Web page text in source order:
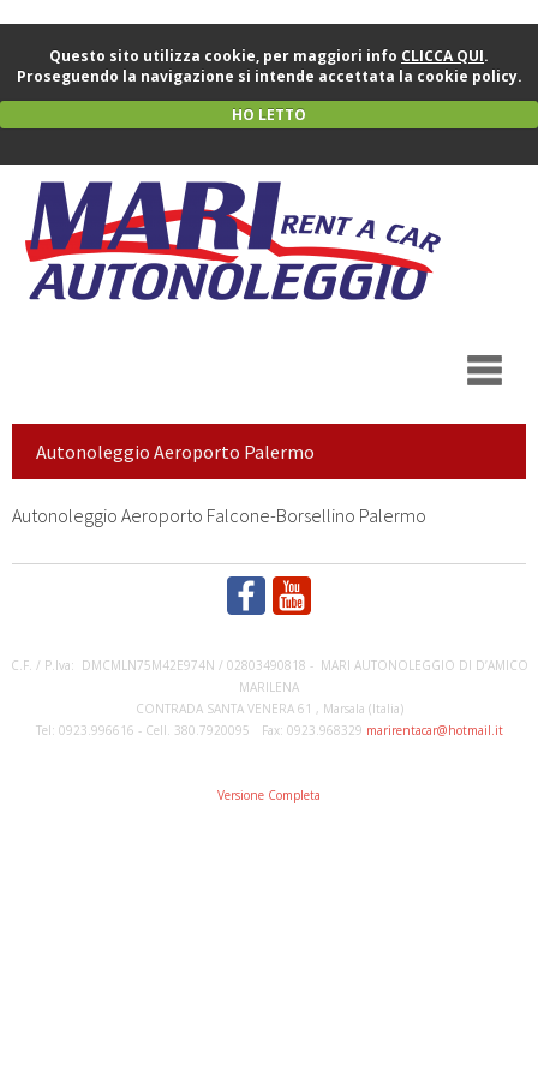
Questo sito utilizza cookie, per maggiori info CLICCA QUI.
Proseguendo la navigazione si intende accettata la cookie policy.
HO LETTO
Autonoleggio Aeroporto Palermo
Autonoleggio Aeroporto Falcone-Borsellino Palermo
C.F. / P.Iva: DMCMLN75M42E974N / 02803490818 - MARI AUTONOLEGGIO DI D’AMICO
MARILENA
CONTRADA SANTA VENERA 61 , Marsala (Italia)
Tel: 0923.996616 - Cell. 380.7920095 Fax: 0923.968329 marirentacar@hotmail.it
Versione Completa